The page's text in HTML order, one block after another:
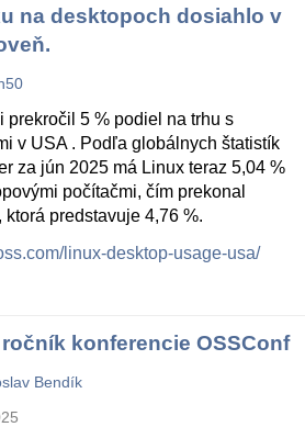
na desktopoch dosiahlo v
prekročil 5 % podiel na trhu s
v USA . Podľa globálnych štatistík
za jún 2025 má Linux teraz 5,04 %
počítačmi, čím prekonal
ktorá predstavuje 4,76 %.
linux-desktop-usage-usa/
konferencie OSSConf
Bendík